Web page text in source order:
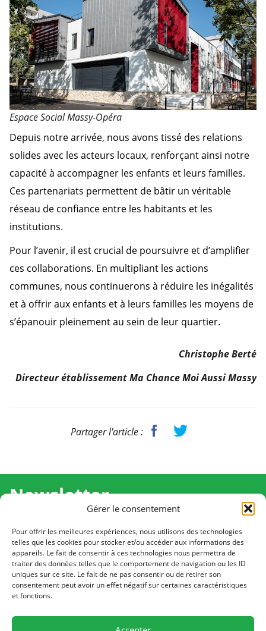
Gérer le consentement
Pour offrir les meilleures expériences, nous utilisons des technologies
telles que les cookies pour stocker et/ou accéder aux informations des
appareils. Le fait de consentir à ces technologies nous permettra de
traiter des données telles que le comportement de navigation ou les ID
uniques sur ce site. Le fait de ne pas consentir ou de retirer son
consentement peut avoir un effet négatif sur certaines caractéristiques
et fonctions.
Espace Social Massy-Opéra
Depuis notre arrivée, nous avons tissé des relations
solides avec les acteurs locaux, renforçant ainsi notre
capacité à accompagner les enfants et leurs familles.
Ces partenariats permettent de bâtir un véritable
réseau de confiance entre les habitants et les
institutions.
Pour l’avenir, il est crucial de poursuivre et d’amplifier
ces collaborations. En multipliant les actions
communes, nous continuerons à réduire les inégalités
et à offrir aux enfants et à leurs familles les moyens de
s’épanouir pleinement au sein de leur quartier.
Christophe Berté
Directeur établissement Ma Chance Moi Aussi Massy
Partager l'article :
Newsletter
Recevez l'actualité de Ma Chance Moi Aussi pour en
savoir plus sur nos temps forts et nos résultats.
Cliquez pour vous inscrire